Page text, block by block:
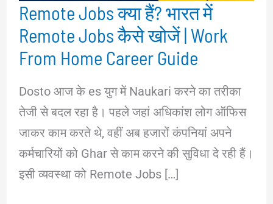
Remote Jobs क्या हैं? भारत में
Remote Jobs कैसे खोजें | Work
From Home Career Guide
Dosto आज के es युग में Naukari करने का तरीका
तेजी से बदल रहा है। पहले जहां अधिकांश लोग ऑफिस
जाकर काम करते थे, वहीं अब हजारों कंपनियां अपने
कर्मचारियों को Ghar से काम करने की सुविधा दे रही हैं।
इसी व्यवस्था को Remote Jobs […]